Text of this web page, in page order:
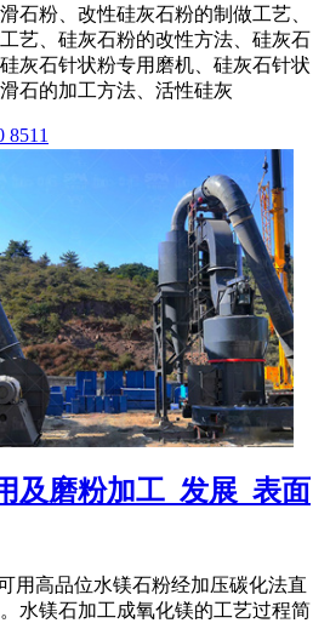
石粉、改性硅灰石粉的制做工艺、
艺、硅灰石粉的改性方法、硅灰石
灰石针状粉专用磨机、硅灰石针状
石的加工方法、活性硅灰
8511
及磨粉加工_发展_表面
用高品位水镁石粉经加压碳化法直
水镁石加工成氧化镁的工艺过程简